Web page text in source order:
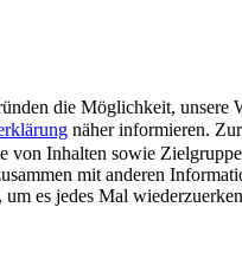
die Möglichkeit,
näher informieren.
von Inhalten sowie
mit anderen
es jedes Mal